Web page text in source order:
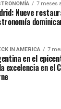
7 meses
Nueve
IN AMERICA 7
en el
excelencia en el